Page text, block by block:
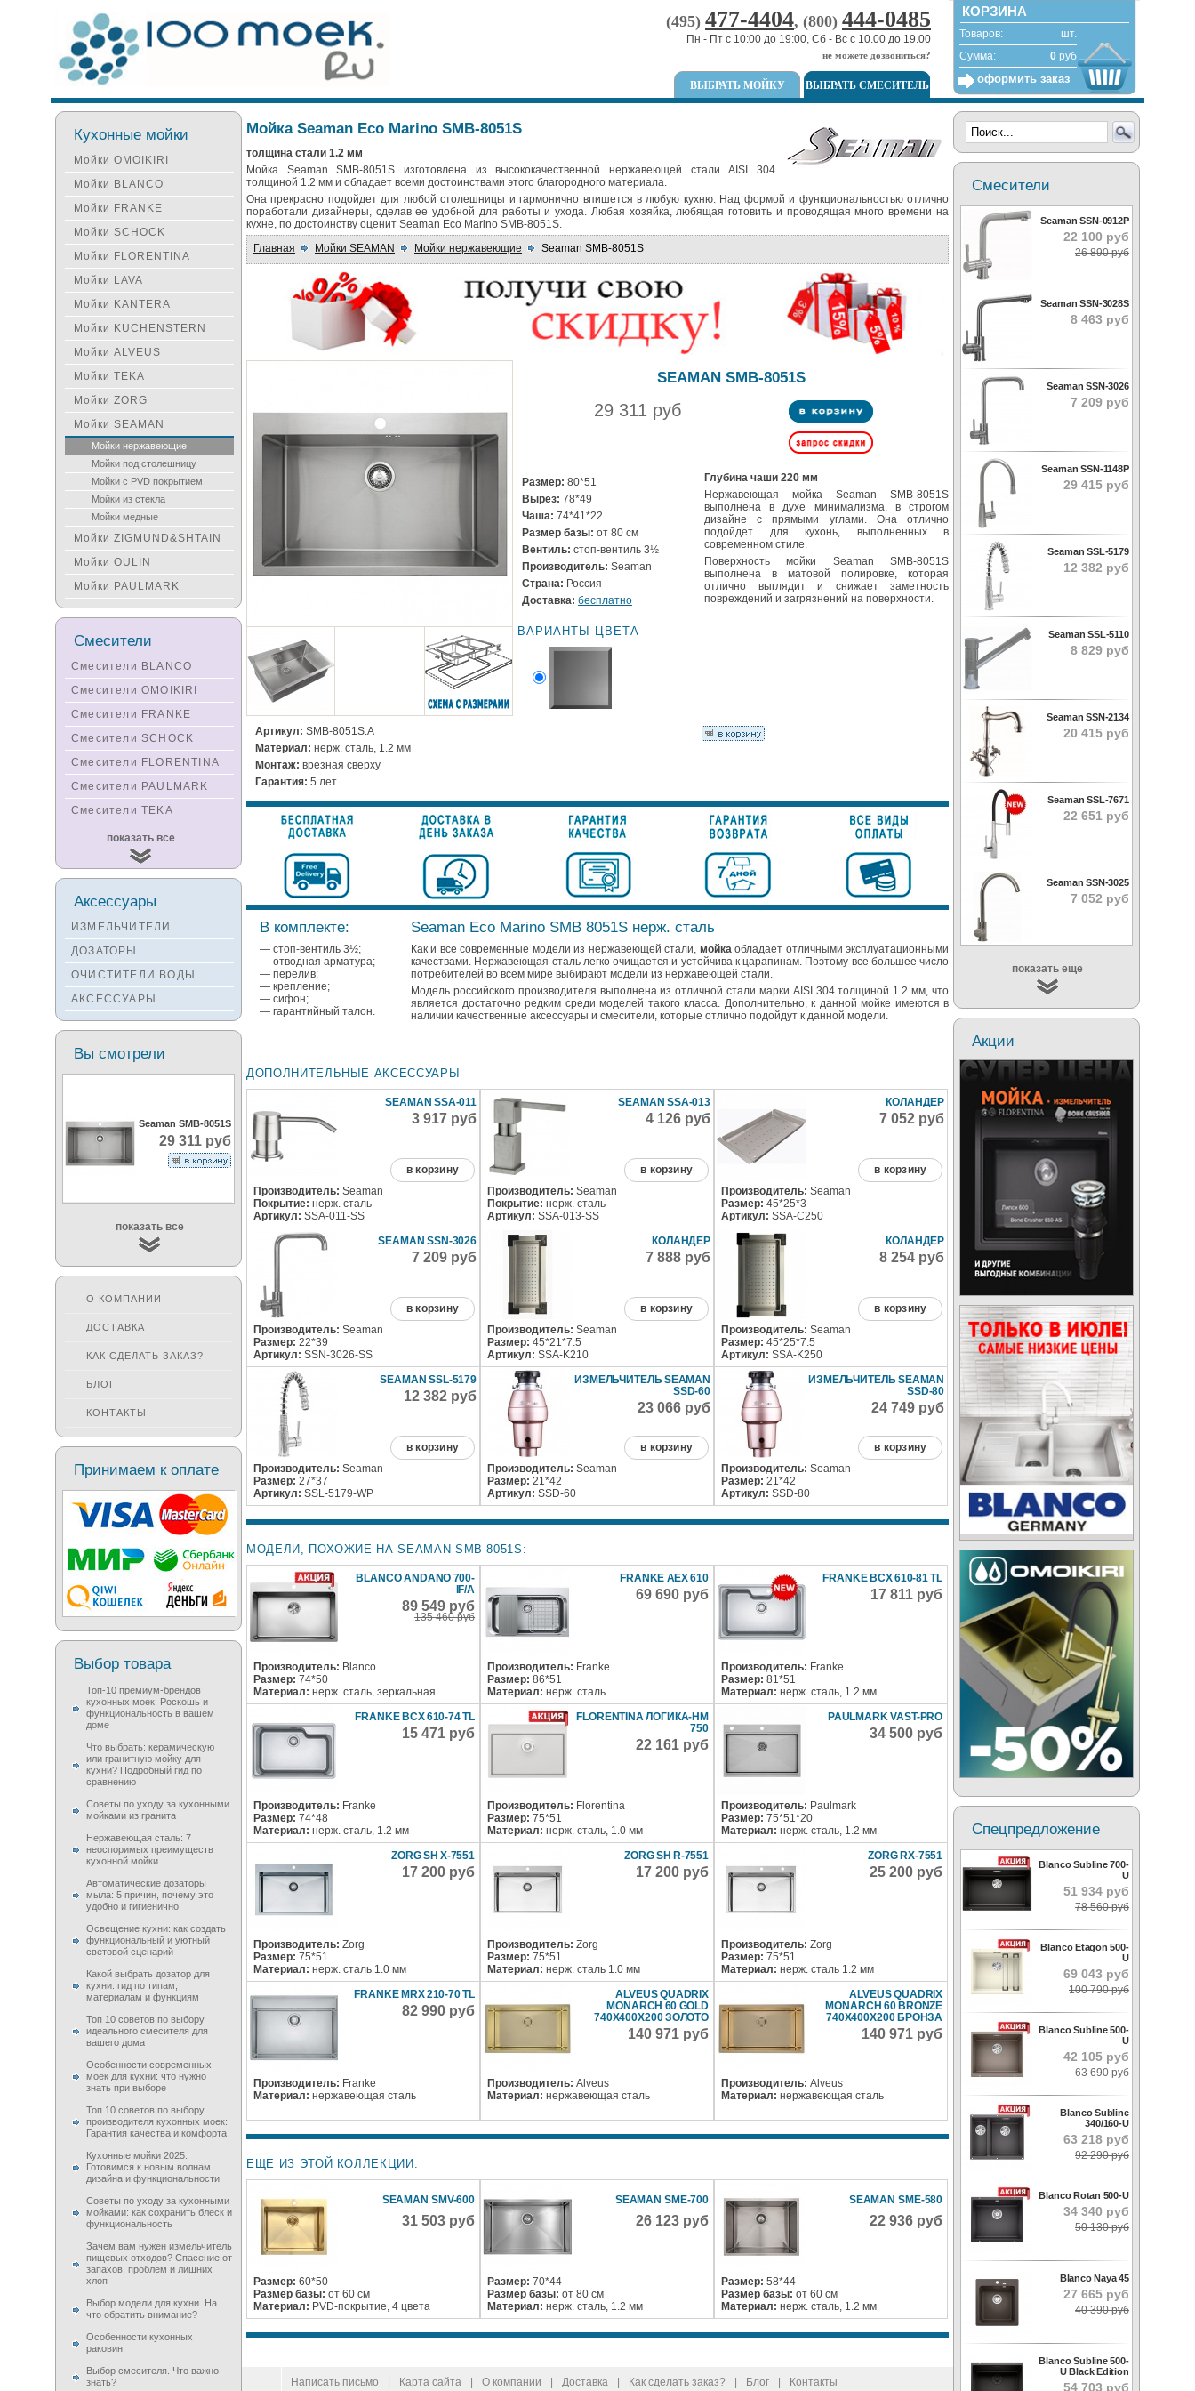
Мойка Seaman Eco Marino SMB-8051S
толщина стали 1.2 мм
Мойка Seaman SMB-8051S изготовлена из высококачественной нержавеющей стали AISI 304
толщиной 1.2 мм и обладает всеми достоинствами этого благородного материала.
Она прекрасно подойдет для любой столешницы и гармонично впишется в любую кухню. Над формой и функциональностью отлично
поработали дизайнеры, сделав ее удобной для работы и ухода. Любая хозяйка, любящая готовить и проводящая много времени на
кухне, по достоинству оценит Seaman Eco Marino SMB-8051S.
Главная
Мойки SEAMAN Мойки нержавеющие Seaman SMB-8051S
SEAMAN SMB-8051S
29 311 руб
Размер: 80*51
Вырез: 78*49
Чаша: 74*41*22
Размер базы: от 80 см
Вентиль: стоп-вентиль 3½
Производитель: Seaman
Страна: Россия
Доставка: бесплатно
Глубина чаши 220 мм
Нержавеющая мойка Seaman SMB-8051S
выполнена в духе минимализма, в строгом
дизайне с прямыми углами. Она отлично
подойдет для кухонь, выполненных в
современном стиле.
Поверхность мойки Seaman SMB-8051S
выполнена в матовой полировке, которая
отлично выглядит и снижает заметность
повреждений и загрязнений на поверхности.
ВАРИАНТЫ ЦВЕТА
Артикул: SMB-8051S.A
Материал: нерж. сталь, 1.2 мм
Монтаж: врезная сверху
Гарантия: 5 лет
В комплекте:
— стоп-вентиль 3½;
— отводная арматура;
— перелив;
— крепление;
— сифон;
— гарантийный талон.
Seaman Eco Marino SMB 8051S нерж. сталь
Как и все современные модели из нержавеющей стали, мойкаобладает отличными эксплуатационными
качествами. Нержавеющая сталь легко очищается и устойчива к царапинам. Поэтому все большее число
потребителей во всем мире выбирают модели из нержавеющей стали.
Модель российского производителя выполнена из отличной стали марки AISI 304 толщиной 1.2 мм, что
является достаточно редким среди моделей такого класса. Дополнительно, к данной мойке имеются в
наличии качественные аксессуары и смесители, которые отлично подойдут к данной модели.
ДОПОЛНИТЕЛЬНЫЕ АКСЕССУАРЫ
SEAMAN SSA-011
3 917 руб
в корзину
Производитель: Seaman
Покрытие: нерж. сталь
Артикул: SSA-011-SS
SEAMAN SSA-013
4 126 руб
в корзину
Производитель: Seaman
Покрытие: нерж. сталь
Артикул: SSA-013-SS
КОЛАНДЕР
7 052 руб
в корзину
Производитель: Seaman
Размер: 45*25*3
Артикул: SSA-C250
SEAMAN SSN-3026
7 209 руб
в корзину
Производитель: Seaman
Размер: 22*39
Артикул: SSN-3026-SS
КОЛАНДЕР
7 888 руб
в корзину
Производитель: Seaman
Размер: 45*21*7.5
Артикул: SSA-K210
КОЛАНДЕР
8 254 руб
в корзину
Производитель: Seaman
Размер: 45*25*7.5
Артикул: SSA-K250
SEAMAN SSL-5179
12 382 руб
в корзину
Производитель: Seaman
Размер: 27*37
Артикул: SSL-5179-WP
ИЗМЕЛЬЧИТЕЛЬ SEAMAN
SSD-60
23 066 руб
в корзину
Производитель: Seaman
Размер: 21*42
Артикул: SSD-60
ИЗМЕЛЬЧИТЕЛЬ SEAMAN
SSD-80
24 749 руб
в корзину
Производитель: Seaman
Размер: 21*42
Артикул: SSD-80
МОДЕЛИ, ПОХОЖИЕ НА SEAMAN SMB-8051S:
BLANCO ANDANO 700-
IF/A
89 549 руб
135 460 руб
Производитель: Blanco
Размер: 74*50
Материал: нерж. сталь, зеркальная
FRANKE AEX 610
69 690 руб
Производитель: Franke
Размер: 86*51
Материал:нерж. сталь
FRANKE BCX 610-81 TL
17 811 руб
Производитель: Franke
Размер: 81*51
Материал:нерж. сталь, 1.2 мм
FRANKE BCX 610-74 TL
15 471 руб
Производитель: Franke
Размер: 74*48
Материал: нерж. сталь, 1.2 мм
FLORENTINA ЛОГИКА-НМ
750
22 161 руб
Производитель: Florentina
Размер: 75*51
Материал:нерж. сталь, 1.0 мм
PAULMARK VAST-PRO
34 500 руб
Производитель: Paulmark
Размер: 75*51*20
Материал:нерж. сталь, 1.2 мм
ZORG SH X-7551
17 200 руб
Производитель: Zorg
Размер: 75*51
Материал: нерж. сталь 1.0 мм
ZORG SH R-7551
17 200 руб
Производитель: Zorg
Размер: 75*51
Материал:нерж. сталь 1.0 мм
ZORG RX-7551
25 200 руб
Производитель: Zorg
Размер: 75*51
Материал:нерж. сталь 1.2 мм
FRANKE MRX 210-70 TL
82 990 руб
Производитель: Franke
Материал: нержавеющая сталь
ALVEUS QUADRIX
MONARCH 60 GOLD
740X400X200 ЗОЛОТО
140 971 руб
Производитель: Alveus
Материал:нержавеющая сталь
ALVEUS QUADRIX
MONARCH 60 BRONZE
740X400X200 БРОНЗА
140 971 руб
Производитель: Alveus
Материал:нержавеющая сталь
ЕЩЕ ИЗ ЭТОЙ КОЛЛЕКЦИИ:
SEAMAN SMV-600
31 503 руб
Размер: 60*50
Размер базы: от 60 см
Материал: PVD-покрытие, 4 цвета
SEAMAN SME-700
26 123 руб
Размер: 70*44
Размер базы:от 80 см
Материал:нерж. сталь, 1.2 мм
SEAMAN SME-580
22 936 руб
Размер: 58*44
Размер базы:от 60 см
Материал:нерж. сталь, 1.2 мм
Кухонные мойки
Мойки OMOIKIRI
Мойки BLANCO
Мойки FRANKE
Мойки SCHOCK
Мойки FLORENTINA
Мойки LAVA
Мойки KANTERA
Мойки KUCHENSTERN
Мойки ALVEUS
Мойки TEKA
Мойки ZORG
Мойки SEAMAN
Мойки нержавеющие
Мойки под столешницу
Мойки с PVD покрытием
Мойки из стекла
Мойки медные
Мойки ZIGMUND&SHTAIN
Мойки OULIN
Мойки PAULMARK
Смесители
Смесители BLANCO
Смесители OMOIKIRI
Смесители FRANKE
Смесители SCHOCK
Смесители FLORENTINA
Смесители PAULMARK
Смесители TEKA
Смесители
KUCHENSTERN
Смесители ZORG
Смесители KANTERA
Смесители SEAMAN
Смесители
Zigmund&Shtain
Смесители OULIN
Смесители под бронзу
показать все
Аксессуары
ИЗМЕЛЬЧИТЕЛИ
ДОЗАТОРЫ
ОЧИСТИТЕЛИ ВОДЫ
АКСЕССУАРЫ
Вы смотрели
Seaman SMB-8051S
29 311 руб
показать все
О КОМПАНИИ
ДОСТАВКА
КАК СДЕЛАТЬ ЗАКАЗ?
БЛОГ
КОНТАКТЫ
Принимаем к оплате
Выбор товара
Топ-10 премиум-брендов
кухонных моек: Роскошь и
функциональность в вашем
доме
Что выбрать: керамическую
или гранитную мойку для
кухни? Подробный гид по
сравнению
Советы по уходу за кухонными
мойками из гранита
Нержавеющая сталь: 7
неоспоримых преимуществ
кухонной мойки
Автоматические дозаторы
мыла: 5 причин, почему это
удобно и гигиенично
Освещение кухни: как создать
функциональный и уютный
световой сценарий
Какой выбрать дозатор для
кухни: гид по типам,
материалам и функциям
Топ 10 советов по выбору
идеального смесителя для
вашего дома
Особенности современных
моек для кухни: что нужно
знать при выборе
Топ 10 советов по выбору
производителя кухонных моек:
Гарантия качества и комфорта
Кухонные мойки 2025:
Готовимся к новым волнам
дизайна и функциональности
Советы по уходу за кухонными
мойками: как сохранить блеск и
функциональность
Зачем вам нужен измельчитель
пищевых отходов? Спасение от
запахов, проблем и лишних
хлоп
Выбор модели для кухни. На
что обратить внимание?
Особенности кухонных
раковин.
Выбор смесителя. Что важно
знать?
Смесители
Seaman SSN-0912P
22 100 руб
26 890 руб
Seaman SSN-3028S
8 463 руб
Seaman SSN-3026
7 209 руб
Seaman SSN-1148P
29 415 руб
Seaman SSL-5179
12 382 руб
Seaman SSL-5110
8 829 руб
Seaman SSN-2134
20 415 руб
Seaman SSL-7671
22 651 руб
Seaman SSN-3025
7 052 руб
показать еще
Акции
Спецпредложение
Blanco Subline 700-
U
51 934 руб
78 560 руб
Blanco Etagon 500-
U
69 043 руб
100 790 руб
Blanco Subline 500-
U
42 105 руб
63 690 руб
Blanco Subline
340/160-U
63 218 руб
92 290 руб
Blanco Rotan 500-U
34 340 руб
50 130 руб
Blanco Naya 45
27 665 руб
40 390 руб
Blanco Subline 500-
U Black Edition
54 703 руб
(495) 477-4404, (800) 444-0485
Пн - Пт с 10:00 до 19:00, Сб - Вс с 10.00 до 19.00
не можете дозвониться?
КОРЗИНА
Товаров:
шт.
Сумма:
0руб
оформить заказ
ВЫБРАТЬ СМЕСИТЕЛЬ
ВЫБРАТЬ МОЙКУ
© 2009–2026 Написать письмо Карта сайта О компании Доставка Как сделать заказ? Блог Контакты